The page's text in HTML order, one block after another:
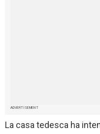
ADVERTISEMENT
La casa tedesca ha